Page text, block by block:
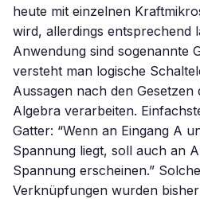
heute mit einzelnen
wird, allerdings entsprechend
Anwendung sind sogenannte
versteht man logische
Aussagen nach den
Algebra verarbeiten.
Gatter: “Wenn an Eingang A
Spannung liegt, soll auch an
Spannung erscheinen.”
Verknüpfungen wurden